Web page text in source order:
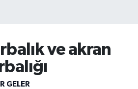
ve akran
GELER